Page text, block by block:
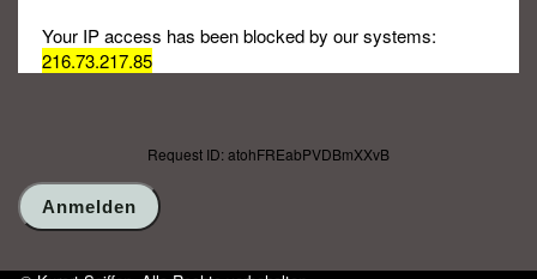
Your IP access has been blocked by our systems:
216.73.217.85
Request ID: atohFREabPVDBmXXvB